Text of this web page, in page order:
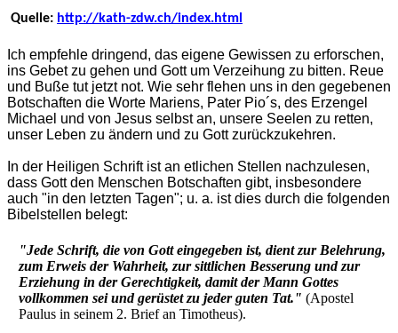
Quelle: http://kath-zdw.ch/index.html
Ich empfehle dringend, das eigene Gewissen zu erforschen,
ins Gebet zu gehen und Gott um Verzeihung zu bitten. Reue
und Buße tut jetzt not. Wie sehr flehen uns in den gegebenen
Botschaften die Worte Mariens, Pater Pio´s, des Erzengel
Michael und von Jesus selbst an, unsere Seelen zu retten,
unser Leben zu ändern und zu Gott zurückzukehren.
In der Heiligen Schrift ist an etlichen Stellen nachzulesen,
dass Gott den Menschen Botschaften gibt, insbesondere
auch "in den letzten Tagen"; u. a. ist dies durch die folgenden
Bibelstellen belegt:
"Jede Schrift, die von Gott eingegeben ist, dient zur Belehrung,
zum Erweis der Wahrheit, zur sittlichen Besserung und zur
Erziehung in der Gerechtigkeit, damit der Mann Gottes
vollkommen sei und gerüstet zu jeder guten Tat." (Apostel
Paulus in seinem 2. Brief an Timotheus).